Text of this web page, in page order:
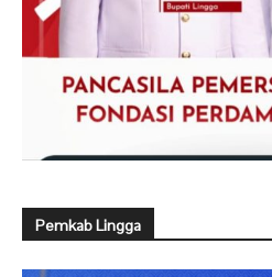
Pemkab Lingga